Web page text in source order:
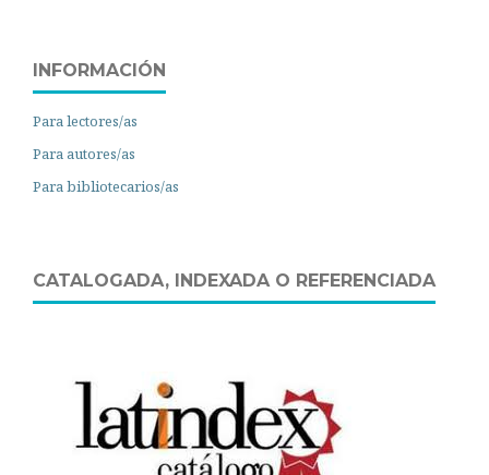
INFORMACIÓN
Para lectores/as
Para autores/as
Para bibliotecarios/as
CATALOGADA, INDEXADA O REFERENCIADA